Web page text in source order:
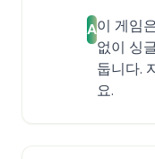
A이 게임
없이 싱
둡니다.
요.